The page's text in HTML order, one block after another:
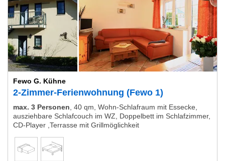
Fewo G. Kühne
2-Zimmer-Ferienwohnung (Fewo 1)
max. 3 Personen 40 qm, Wohn-Schlafraum mit Essecke,
ausziehbare Schlafcouch im WZ, Doppelbett im Schlafzimmer,
CD-Player ,Terrasse mit Grillmöglichkeit